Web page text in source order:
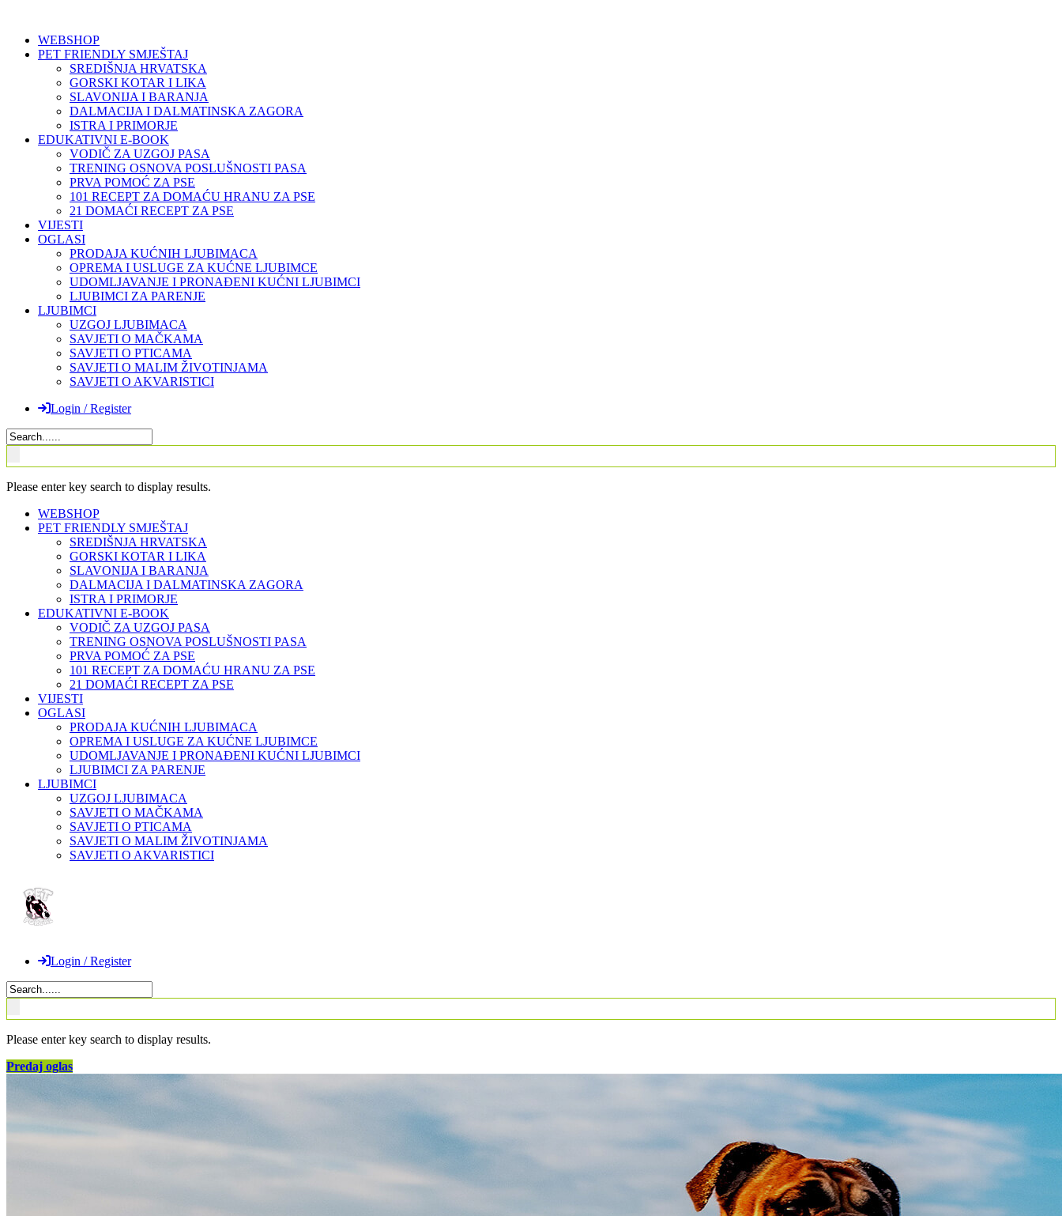
WEBSHOP
PET FRIENDLY SMJEŠTAJ
SREDIŠNJA HRVATSKA
GORSKI KOTAR I LIKA
SLAVONIJA I BARANJA
DALMACIJA I DALMATINSKA ZAGORA
ISTRA I PRIMORJE
EDUKATIVNI E-BOOK
VODIČ ZA UZGOJ PASA
TRENING OSNOVA POSLUŠNOSTI PASA
PRVA POMOĆ ZA PSE
101 RECEPT ZA DOMAĆU HRANU ZA PSE
21 DOMAĆI RECEPT ZA PSE
VIJESTI
OGLASI
PRODAJA KUĆNIH LJUBIMACA
OPREMA I USLUGE ZA KUĆNE LJUBIMCE
UDOMLJAVANJE I PRONAĐENI KUĆNI LJUBIMCI
LJUBIMCI ZA PARENJE
LJUBIMCI
UZGOJ LJUBIMACA
SAVJETI O MAČKAMA
SAVJETI O PTICAMA
SAVJETI O MALIM ŽIVOTINJAMA
SAVJETI O AKVARISTICI
Login / Register
Please enter key search to display results.
WEBSHOP
PET FRIENDLY SMJEŠTAJ
SREDIŠNJA HRVATSKA
GORSKI KOTAR I LIKA
SLAVONIJA I BARANJA
DALMACIJA I DALMATINSKA ZAGORA
ISTRA I PRIMORJE
EDUKATIVNI E-BOOK
VODIČ ZA UZGOJ PASA
TRENING OSNOVA POSLUŠNOSTI PASA
PRVA POMOĆ ZA PSE
101 RECEPT ZA DOMAĆU HRANU ZA PSE
21 DOMAĆI RECEPT ZA PSE
VIJESTI
OGLASI
PRODAJA KUĆNIH LJUBIMACA
OPREMA I USLUGE ZA KUĆNE LJUBIMCE
UDOMLJAVANJE I PRONAĐENI KUĆNI LJUBIMCI
LJUBIMCI ZA PARENJE
LJUBIMCI
UZGOJ LJUBIMACA
SAVJETI O MAČKAMA
SAVJETI O PTICAMA
SAVJETI O MALIM ŽIVOTINJAMA
SAVJETI O AKVARISTICI
Login / Register
Please enter key search to display results.
Predaj oglas